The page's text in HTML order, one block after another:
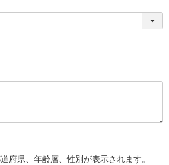
府県、年齢層、性別が表示されます。